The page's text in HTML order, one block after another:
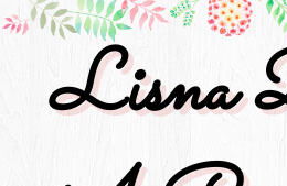
Lisna